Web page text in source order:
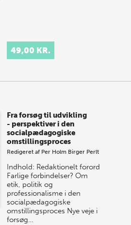
49,00 KR.
Fra forsøg til udvikling
- perspektiver i den
socialpædagogiske
omstillingsproces
Redigeret af Per Holm Birger Perlt
Indhold: Redaktionelt forord
Farlige forbindelser? Om
etik, politik og
professionalisme i den
socialpædagogiske
omstillingsproces Nye veje i
forsøg…